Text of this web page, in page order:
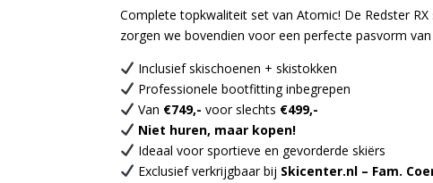
Complete topkwaliteit set van Atomic! De Redster
zorgen we bovendien voor een perfecte pasvorm
Inclusief skischoenen + skistokken
Professionele bootfitting inbegrepen
Van €749,- voor slechts €499,-
Niet huren, maar kopen!
Ideaal voor sportieve en gevorderde skiërs
Exclusief verkrijgbaar bij Skicenter.nl – Fam.